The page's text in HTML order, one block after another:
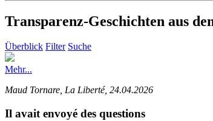
Transparenz-Geschichten aus
Überblick Filter Suche
Mehr...
Maud Tornare, La Liberté, 24.04.2026
Il avait envoyé des questions